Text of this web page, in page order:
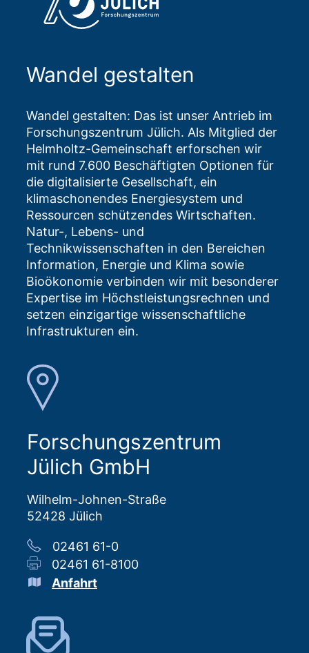
Wandel gestalten
Wandel gestalten: Das ist unser Antrieb im
Forschungszentrum Jülich. Als Mitglied der
Helmholtz-Gemeinschaft erforschen wir
mit rund 7.600 Beschäftigten Optionen für
die digitalisierte Gesellschaft, ein
klimaschonendes Energiesystem und
Ressourcen schützendes Wirtschaften.
Natur-, Lebens- und
Technikwissenschaften in den Bereichen
Information, Energie und Klima sowie
Bioökonomie verbinden wir mit besonderer
Expertise im Höchstleistungsrechnen und
setzen einzigartige wissenschaftliche
Infrastrukturen ein.
Forschungszentrum
Jülich GmbH
Wilhelm-Johnen-Straße
52428 Jülich
02461 61-0
02461 61-8100
Anfahrt